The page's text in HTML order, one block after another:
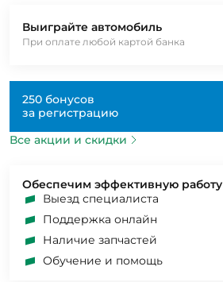
Выиграйте автомобиль
При оплате любой картой банка
250 бонусов
за регистрацию
Все акции и скидки
Обеспечим эффективную работу
Выезд специалиста
Поддержка онлайн
Наличие запчастей
Обучение и помощь